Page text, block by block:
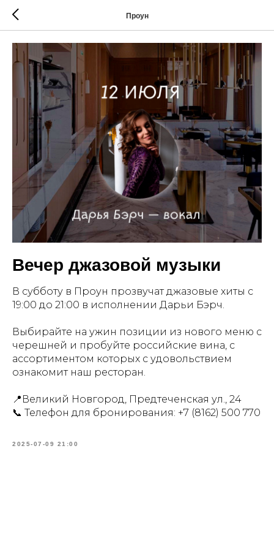
Проун
Вечер джазовой музыки
В субботу в Проун прозвучат джазовые хиты с
19:00 до 21:00 в исполнении Дарьи Бэрч.
Выбирайте на ужин позиции из нового меню с
черешней и пробуйте российские вина, с
ассортиментом которых с удовольствием
ознакомит наш ресторан.
📍Великий Новгород, Предтеченская ул., 24
📞 Телефон для бронирования: +7 (8162) 500 770
2025-07-09 21:00